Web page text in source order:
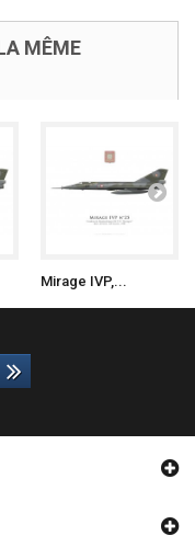
MÊME
Mirage IVP,...